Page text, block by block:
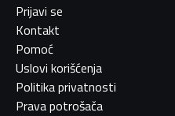
Prijavi se
Kontakt
Pomoć
Uslovi korišćenja
Politika privatnosti
Prava potrošača